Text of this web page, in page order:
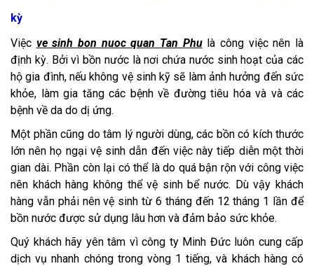
kỳ
Việc ve sinh bon nuoc quan Tan Phulà công việc nên là
định kỳ. Bởi vì bồn nước là nơi chứa nước sinh hoạt của các
hộ gia đình, nếu không vệ sinh kỹ sẽ làm ảnh hưởng đến sức
khỏe, làm gia tăng các bệnh về đường tiêu hóa và và các
bệnh về da do dị ứng.
Một phần cũng do tâm lý người dùng, các bồn có kích thước
lớn nên họ ngại vệ sinh dẫn đến việc này tiếp diễn một thời
gian dài. Phần còn lại có thể là do quá bận rộn với công việc
nên khách hàng không thể vệ sinh bể nước. Dù vậy khách
hàng vẫn phải nên vệ sinh từ 6 tháng đến 12 tháng 1 lần để
bồn nước được sử dụng lâu hơn và đảm bảo sức khỏe.
Quý khách hãy yên tâm vì công ty Minh Đức luôn cung cấp
dịch vụ nhanh chóng trong vòng 1 tiếng, và khách hàng có